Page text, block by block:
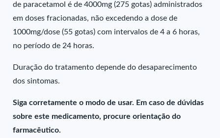
de paracetamol é de 4000mg (275 gotas) administrados
em doses fracionadas, não excedendo a dose de
1000mg/dose (55 gotas) com intervalos de 4 a 6 horas,
no período de 24 horas.
Duração do tratamento depende do desaparecimento
dos sintomas.
Siga corretamente o modo de usar. Em caso de dúvidas
sobre este medicamento, procure orientação do
farmacêutico.